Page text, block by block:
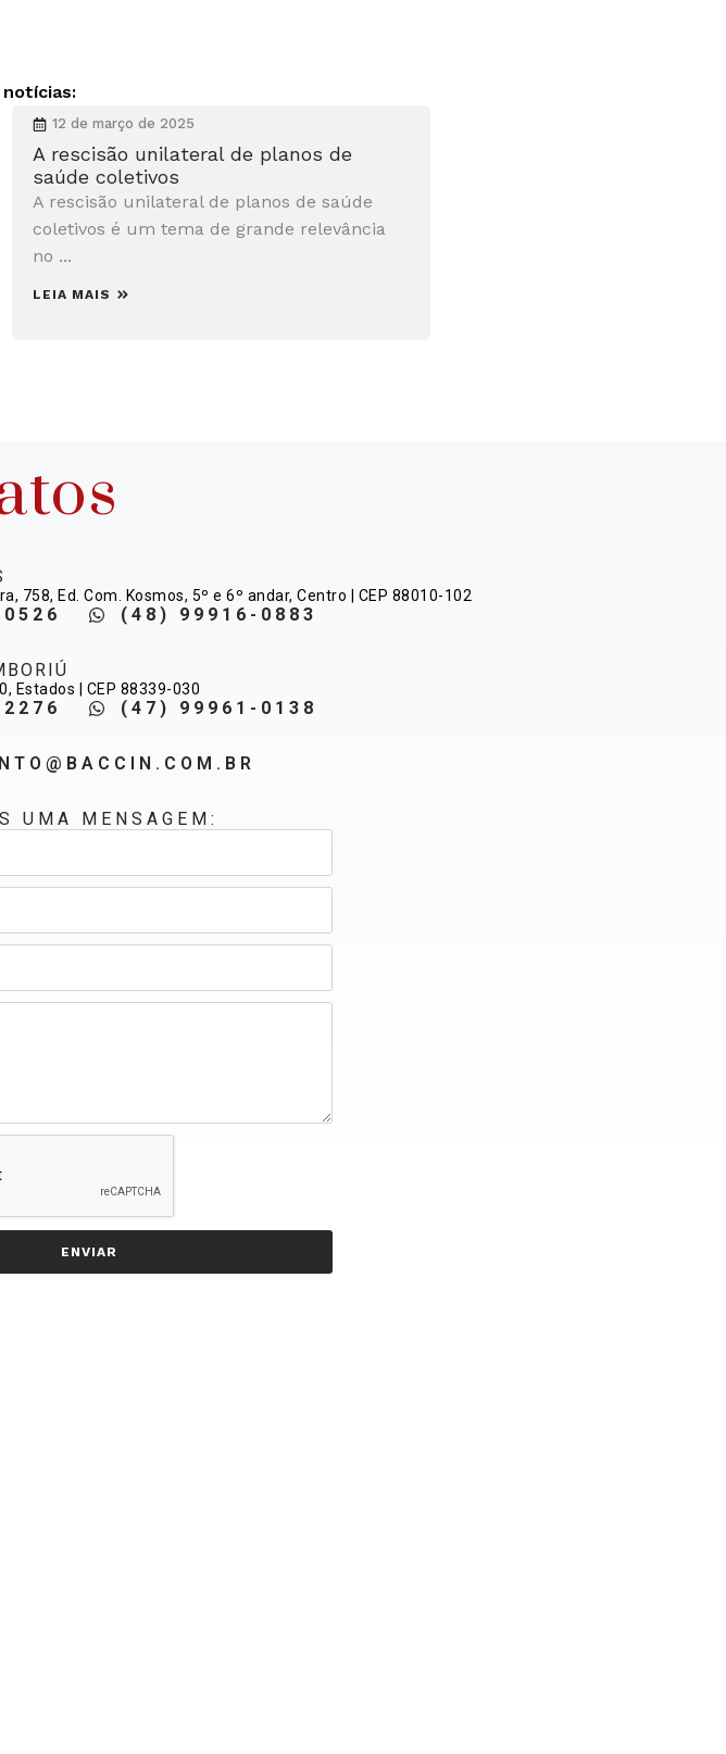
12 de março de 2025
A rescisão unilateral de planos de
saúde coletivos
A rescisão unilateral de planos de saúde
coletivos é um tema de grande relevância
no ...
LEIA MAIS
758, Ed. Com. Kosmos, 5º e 6º andar, Centro | CEP 88010-102
(48) 99916-0883
Estados | CEP 88339-030
(47) 99961-0138
UMA MENSAGEM:
ENVIAR